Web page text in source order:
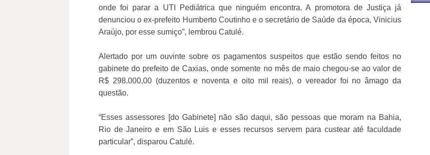
onde foi parar a UTI Pediátrica que ninguém encontra. A promotora de Justiça já
denunciou o ex-prefeito Humberto Coutinho e o secretário de Saúde da época, Vinicius
Araújo, por esse sumiço”, lembrou Catulé.
Alertado por um ouvinte sobre os pagamentos suspeitos que estão sendo feitos no
gabinete do prefeito de Caxias, onde somente no mês de maio chegou-se ao valor de
R$ 298.000,00 (duzentos e noventa e oito mil reais), o vereador foi no âmago da
questão.
“Esses assessores [do Gabinete] não são daqui, são pessoas que moram na Bahia,
Rio de Janeiro e em São Luis e esses recursos servem para custear até faculdade
particular”, disparou Catulé.